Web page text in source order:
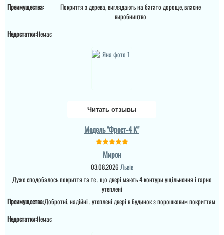
подивитись хто може
виконати таке якісне
характеристик дверей.
як зовні, так і в серед...
Преимущества:
Покриття з дерева, виглядають на багато дороще, власне
виробництво
Недостатки:Немає
Читать отзывы
Модель "Фрост-4 К"
Мирон
03.08.2026 Львів
Дуже сподобалось покриття та те , що двері мають 4 контури ущільнення і гарно
утеплені
Преимущества:Добротні, надійні , утеплені двері в будинок з порошковим покриттям
Недостатки:Немає